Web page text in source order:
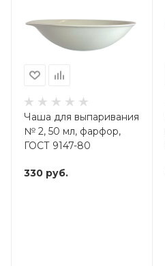
Чаша для выпаривания
№ 2, 50 мл, фарфор,
ГОСТ 9147-80
330 руб.